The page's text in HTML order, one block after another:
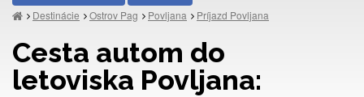
Destinácie Ostrov Pag Povljana Príjazd Povljana
Cesta autom do
letoviska Povljana: